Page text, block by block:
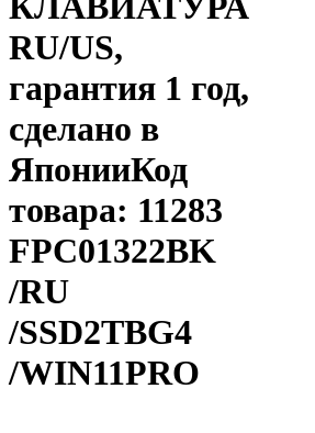
RU/US,
гарантия 1 год,
сделано в
ЯпонииКод
товара: 11283
FPC01322BK
/RU
/SSD2TBG4
/WIN11PRO